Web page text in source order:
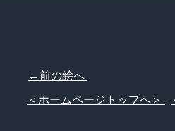
←前の絵へ
＜ホームページトップへ＞